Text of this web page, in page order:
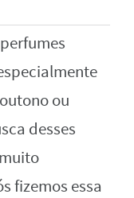
ou
desses
fizemos essa